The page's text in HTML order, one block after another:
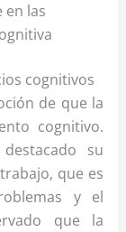
en las
cognitivos
de que la
cognitivo.
su
que es
y el
que la